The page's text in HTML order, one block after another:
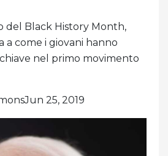
del Black History Month,
a come i giovani hanno
nel primo movimento
25, 2019